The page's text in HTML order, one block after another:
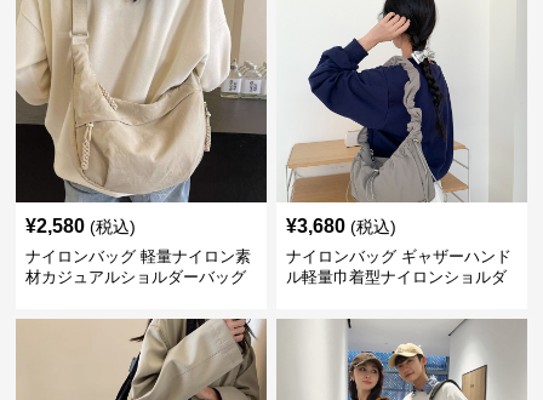
¥2,580 (税込)
ナイロンバッグ 軽量ナイロン素
材カジュアルショルダーバッグ
¥3,680 (税込)
ナイロンバッグ ギャザーハンド
ル軽量巾着型ナイロンショルダ